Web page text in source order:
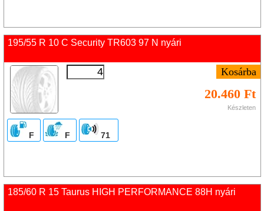
195/55 R 10 C Security TR603 97 N nyári
20.460 Ft
Készleten
F F 71
185/60 R 15 Taurus HIGH PERFORMANCE 88H nyári